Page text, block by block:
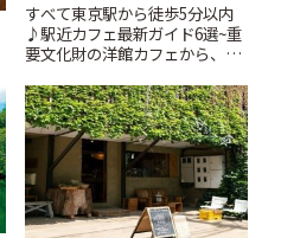
すべて東京駅から徒歩5分以内
♪駅近カフェ最新ガイド6選~重
要文化財の洋館カフェから、改
りっぷ